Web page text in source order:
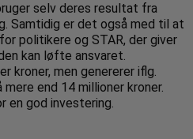
selv deres resultat fra
Samtidig er det også med til at
politikere og STAR, der giver
kan løfte ansvaret.
kroner, men genererer iflg.
end 14 millioner kroner.
en god investering.